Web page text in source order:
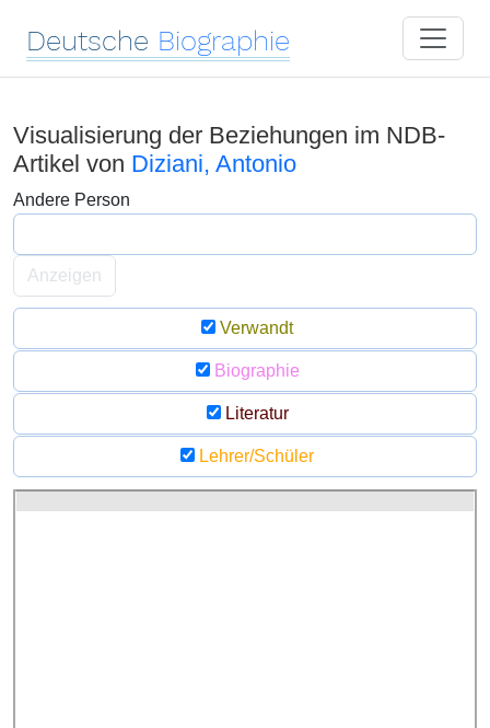
Deutsche Biographie
Visualisierung der Beziehungen im NDB-
Artikel von Diziani, Antonio
Andere Person
Anzeigen
Verwandt
Biographie
Literatur
Lehrer/Schüler